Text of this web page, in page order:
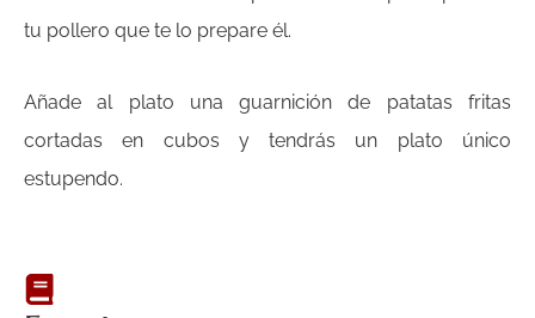
tu pollero que te lo prepare él.
Añade al plato una guarnición de patatas fritas
cortadas en cubos y tendrás un plato único
estupendo.